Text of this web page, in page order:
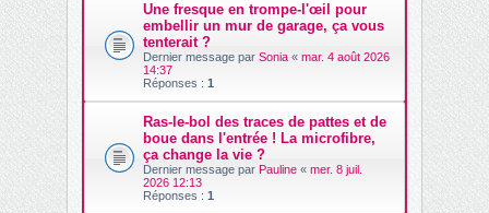
Une fresque en trompe-l'œil pour
embellir un mur de garage, ça vous
tenterait ?
Dernier message par Sonia « mar. 4 août 2026
14:37
Réponses : 1
Ras-le-bol des traces de pattes et de
boue dans l'entrée ! La microfibre,
ça change la vie ?
Dernier message par Pauline « mer. 8 juil.
2026 12:13
Réponses : 1